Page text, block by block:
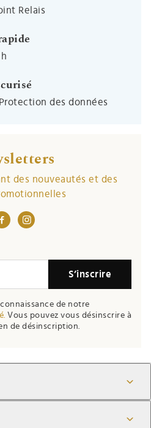
Relais
des données
des nouveautés et des
S’inscrire
de notre
Vous pouvez vous désinscrire à
de désinscription.